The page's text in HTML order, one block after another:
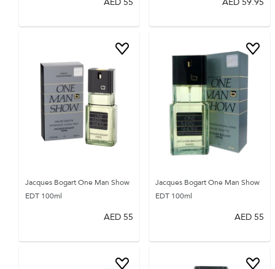
Jacques Bogart One Man Show
EDT 100ml
55
AED
Jacques Bogart One Man Show
EDT 100ml
55
AED